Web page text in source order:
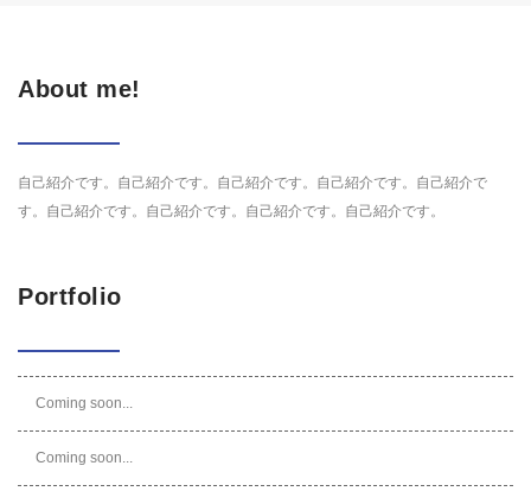
About me!
自己紹介です。自己紹介です。自己紹介です。自己紹介です。自己紹介で
す。自己紹介です。自己紹介です。自己紹介です。自己紹介です。
Portfolio
Coming soon...
Coming soon...